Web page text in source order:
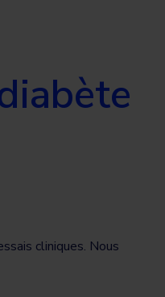
cliniques. Nous